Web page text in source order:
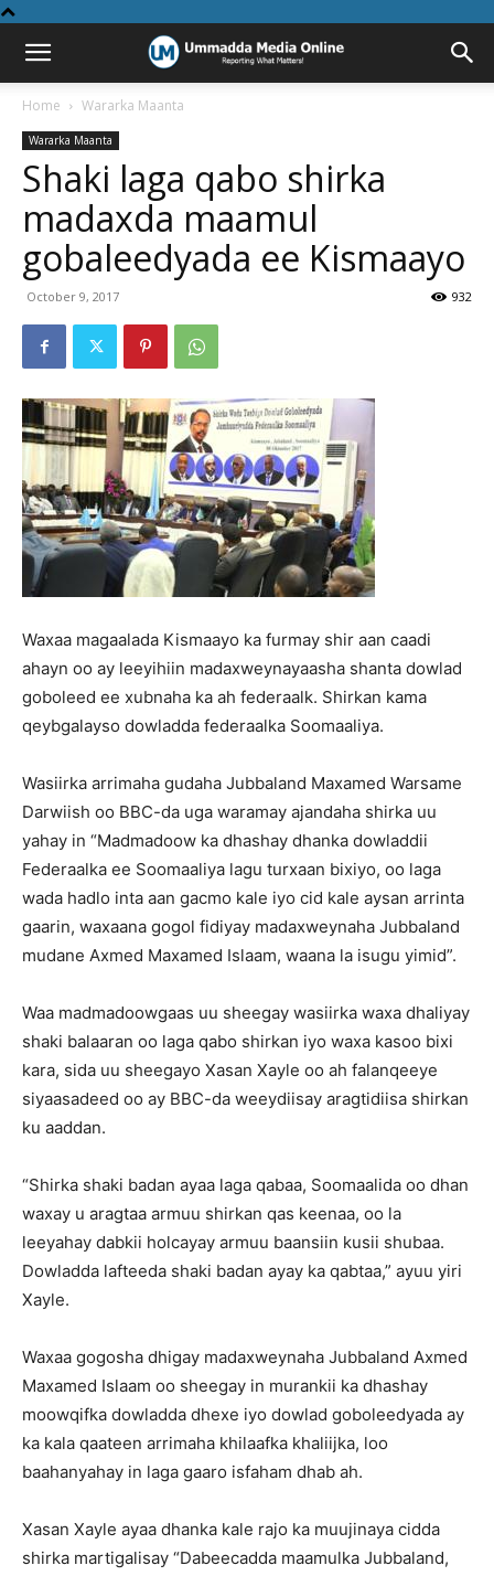
Home Wararka Maanta
Wararka Maanta
Shaki laga qabo shirka
madaxda maamul
gobaleedyada ee Kismaayo
October 9, 2017 932
Waxaa magaalada Kismaayo ka furmay shir aan caadi
ahayn oo ay leeyihiin madaxweynayaasha shanta dowlad
goboleed ee xubnaha ka ah federaalk. Shirkan kama
qeybgalayso dowladda federaalka Soomaaliya.
Wasiirka arrimaha gudaha Jubbaland Maxamed Warsame
Darwiish oo BBC-da uga waramay ajandaha shirka uu
yahay in “Madmadoow ka dhashay dhanka dowladdii
Federaalka ee Soomaaliya lagu turxaan bixiyo, oo laga
wada hadlo inta aan gacmo kale iyo cid kale aysan arrinta
gaarin, waxaana gogol fidiyay madaxweynaha Jubbaland
mudane Axmed Maxamed Islaam, waana la isugu yimid”.
Waa madmadoowgaas uu sheegay wasiirka waxa dhaliyay
shaki balaaran oo laga qabo shirkan iyo waxa kasoo bixi
kara, sida uu sheegayo Xasan Xayle oo ah falanqeeye
siyaasadeed oo ay BBC-da weeydiisay aragtidiisa shirkan
ku aaddan.
“Shirka shaki badan ayaa laga qabaa, Soomaalida oo dhan
waxay u aragtaa armuu shirkan qas keenaa, oo la
leeyahay dabkii holcayay armuu baansiin kusii shubaa.
Dowladda lafteeda shaki badan ayay ka qabtaa,” ayuu yiri
Xayle.
Waxaa gogosha dhigay madaxweynaha Jubbaland Axmed
Maxamed Islaam oo sheegay in murankii ka dhashay
moowqifka dowladda dhexe iyo dowlad goboleedyada ay
ka kala qaateen arrimaha khilaafka khaliijka, loo
baahanyahay in laga gaaro isfaham dhab ah.
Xasan Xayle ayaa dhanka kale rajo ka muujinaya cidda
shirka martigalisay “Dabeecadda maamulka Jubbaland,